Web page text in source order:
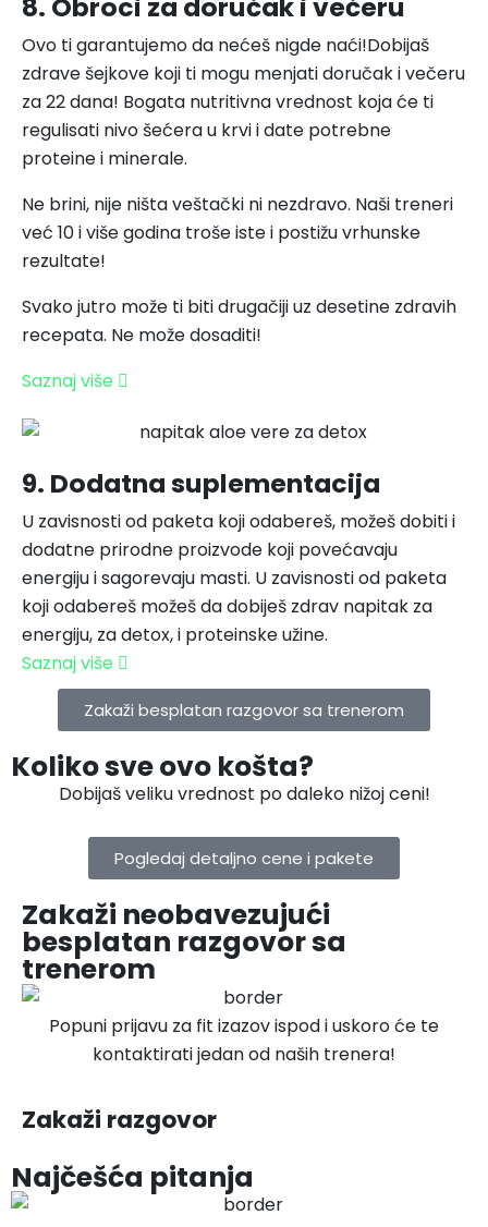
8. Obroci za doručak i večeru
Ovo ti garantujemo da nećeš nigde naći!Dobijaš
zdrave šejkove koji ti mogu menjati doručak i večeru
za 22 dana! Bogata nutritivna vrednost koja će ti
regulisati nivo šećera u krvi i date potrebne
proteine i minerale.
Ne brini, nije ništa veštački ni nezdravo. Naši treneri
već 10 i više godina troše iste i postižu vrhunske
rezultate!
Svako jutro može ti biti drugačiji uz desetine zdravih
recepata. Ne može dosaditi!
Saznaj više
9. Dodatna suplementacija​
U zavisnosti od paketa koji odabereš, možeš dobiti i
dodatne prirodne proizvode koji povećavaju
energiju i sagorevaju masti. U zavisnosti od paketa
koji odabereš možeš da dobiješ zdrav napitak za
energiju, za detox, i proteinske užine.
Saznaj više
Zakaži besplatan razgovor sa trenerom
Koliko sve ovo košta?
Dobijaš veliku vrednost po daleko nižoj ceni!
Pogledaj detaljno cene i pakete
Zakaži neobavezujući
besplatan razgovor sa
trenerom
Popuni prijavu za fit izazov ispod i uskoro će te
kontaktirati jedan od naših trenera!
Zakaži razgovor
Najčešća pitanja